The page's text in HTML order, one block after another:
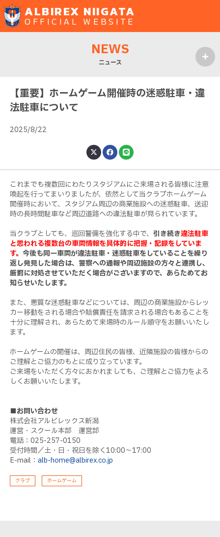
ALBIREX NIIGATA
OFFICIAL WEBSITE
NEWS
ニュース
【重要】ホームゲーム開催時の迷惑駐車・違
法駐車について
2025/8/22
これまでも複数回にわたりスタジアムにご来場される皆様に注意
喚起を行ってまいりましたが、 依然として当クラブホームゲーム
開催時において、スタジアム周辺の商業施設への迷惑駐車、送迎
時の長時間駐車など周辺道路への違法駐車が見られています。
当クラブとしても、巡回警備を強化する中で、 引き続き違法駐車
と思われる複数台の車両情報を具体的に把握・記録をしていま
す。 今後も同一車両が違法駐車・迷惑駐車をしていることを繰り
返し発見した場合は、警察への通報や周辺施設の方々と連携し、
厳罰に対処させていただく場合がございますので、あらためてお
知らせいたします。
また、悪質な迷惑駐車などについては、周辺の商業施設からレッ
カー移動をされる場合や賠償責任を請求される場合もあることを
十分に理解され、あらためて来場時のルール順守をお願いいたし
ます。
ホームゲームの開催は、周辺住民の皆様、近隣施設の皆様からの
ご理解とご協力のもとに成り立っています。
ご来場をいただく方々におかれましても、ご理解とご協力をよろ
しくお願いいたします。
■お問い合わせ
株式会社アルビレックス新潟
運営・スクール本部 運営部
電話：025-257-0150
受付時間／土・日・祝日を除く10:00～17:00
E-mail： alb-home@albirex.co.jp
クラブ ホームゲーム